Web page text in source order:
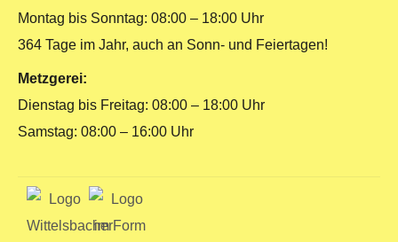
Montag bis Sonntag: 08:00 – 18:00 Uhr
364 Tage im Jahr, auch an Sonn- und Feiertagen!
Metzgerei:
Dienstag bis Freitag: 08:00 – 18:00 Uhr
Samstag: 08:00 – 16:00 Uhr